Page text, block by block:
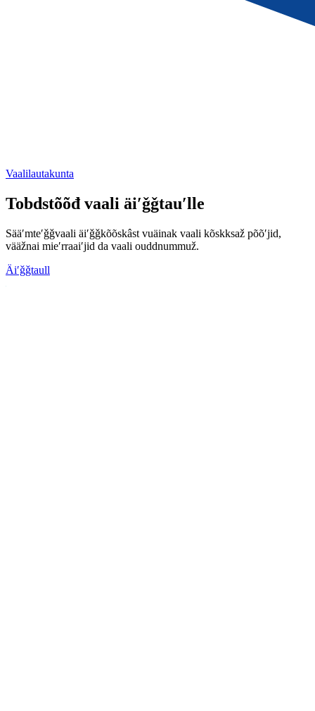
Vaalilautakunta
Tobdstõõđ vaali äiʹǧǧtauʹlle
Sääʹmteʹǧǧvaali äiʹǧǧkõõskâst vuäinak vaali kõskksaž põõʹjid,
vääžnai mieʹrraaiʹjid da vaali ouddnummuž.
Äiʹǧǧtaull